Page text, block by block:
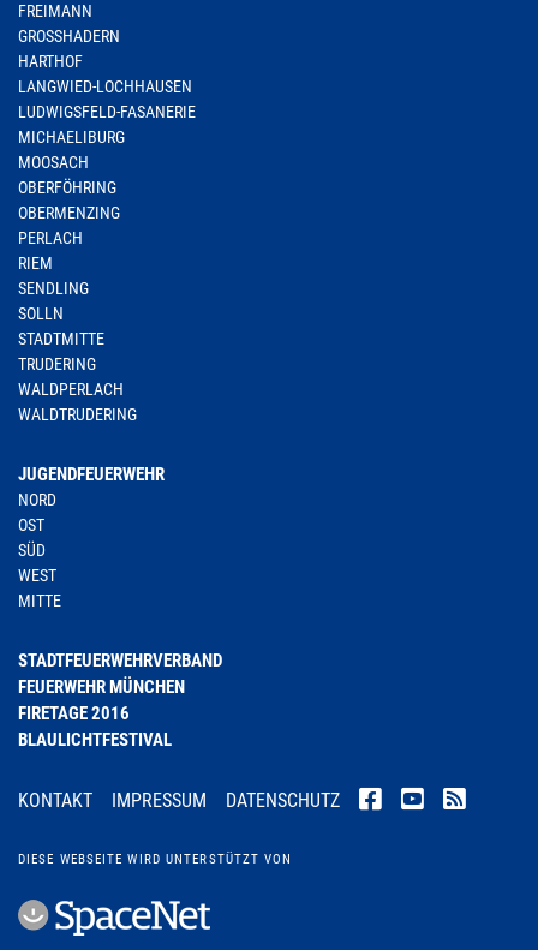
FREIMANN
GROSSHADERN
HARTHOF
LANGWIED-LOCHHAUSEN
LUDWIGSFELD-FASANERIE
MICHAELIBURG
MOOSACH
OBERFÖHRING
OBERMENZING
PERLACH
RIEM
SENDLING
SOLLN
STADTMITTE
TRUDERING
WALDPERLACH
WALDTRUDERING
JUGENDFEUERWEHR
NORD
OST
SÜD
WEST
MITTE
STADTFEUERWEHRVERBAND
FEUERWEHR MÜNCHEN
FIRETAGE 2016
BLAULICHTFESTIVAL
KONTAKT IMPRESSUM DATENSCHUTZ
DIESE WEBSEITE WIRD UNTERSTÜTZT VON